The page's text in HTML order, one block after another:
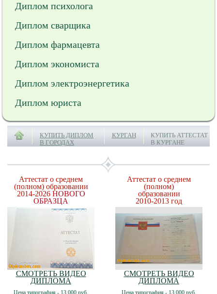
Диплом психолога
Диплом сварщика
Диплом фармацевта
Диплом экономиста
Диплом электроэнергетика
Диплом юриста
КУПИТЬ ДИПЛОМ
В ГОРОДАХ
КУРГАН
КУПИТЬ АТТЕСТАТ
В КУРГАНЕ
Аттестат о среднем
(полном) образовании
2014-2026 НОВОГО
ОБРАЗЦА
СМОТРЕТЬ ВИДЕО
ДИПЛОМА
Цена типография - 13 000 руб.
Аттестат о среднем
(полном)
образовании
2010-2013 год
СМОТРЕТЬ ВИДЕО
ДИПЛОМА
Цена типография - 13 000 руб.